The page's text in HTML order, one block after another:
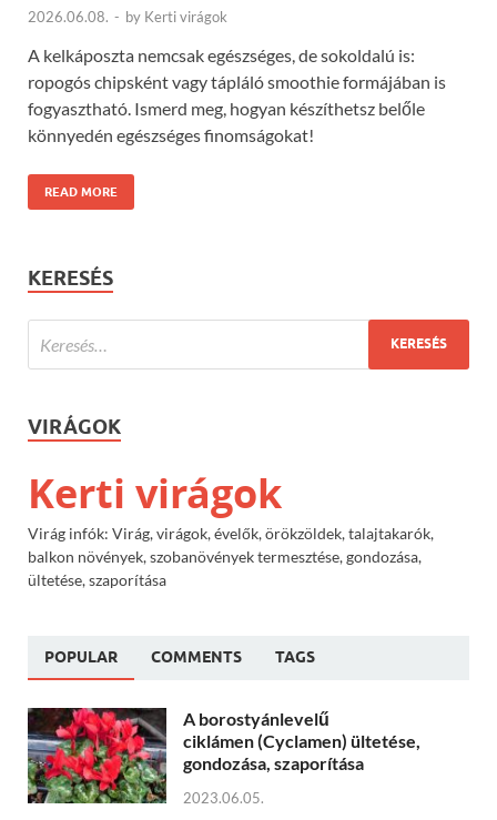
2026.06.08. - by Kerti virágok
A kelkáposzta nemcsak egészséges, de sokoldalú is:
ropogós chipsként vagy tápláló smoothie formájában is
fogyasztható. Ismerd meg, hogyan készíthetsz belőle
könnyedén egészséges finomságokat!
READ MORE
KERESÉS
VIRÁGOK
Kerti virágok
Virág infók: Virág, virágok, évelők, örökzöldek, talajtakarók,
balkon növények, szobanövények termesztése, gondozása,
ültetése, szaporítása
POPULAR COMMENTS TAGS
A borostyánlevelű
ciklámen (Cyclamen) ültetése,
gondozása, szaporítása
2023.06.05.